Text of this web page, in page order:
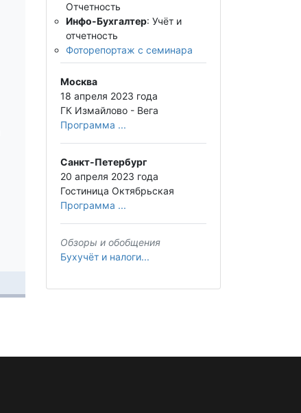
Отчетность
Инфо-Бухгалтер: Учёт и
отчетность
Фоторепортаж с семинара
Москва
18 апреля 2023 года
ГК Измайлово - Вега
Программа ...
Санкт-Петербург
20 апреля 2023 года
Гостиница Октябрьская
Программа ...
Обзоры и обобщения
Бухучёт и налоги...